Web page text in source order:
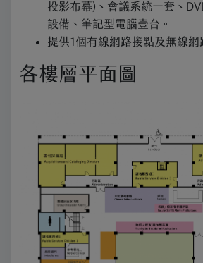
投影布幕)、會議系統一套、
設備、筆記型電腦壹台。
提供1個有線網路接點及無線網
各樓層平面圖